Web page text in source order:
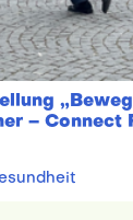
– Connect